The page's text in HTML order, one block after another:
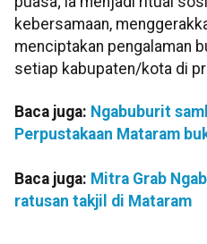
kebersamaan,
menciptakan pengalaman
setiap kabupaten/kota di
Baca juga: Ngabuburit
Perpustakaan Mataram
Baca juga: Mitra Grab
ratusan takjil di Mataram